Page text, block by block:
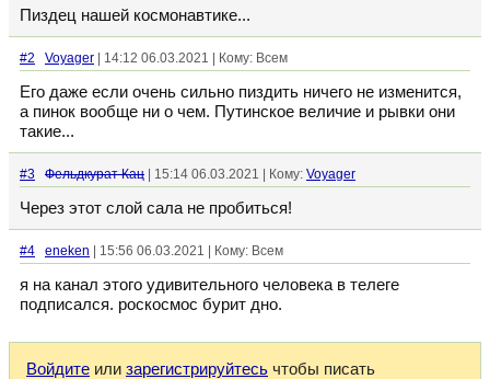
Пиздец нашей космонавтике...
#2 Voyager | 14:12 06.03.2021 | Кому: Всем
Его даже если очень сильно пиздить ничего не изменится,
а пинок вообще ни о чем. Путинское величие и рывки они
такие...
#3 Фельдкурат Кац | 15:14 06.03.2021 | Кому: Voyager
Через этот слой сала не пробиться!
#4 eneken | 15:56 06.03.2021 | Кому: Всем
я на канал этого удивительного человека в телеге
подписался. роскосмос бурит дно.
Войдите или зарегистрируйтесь чтобы писать